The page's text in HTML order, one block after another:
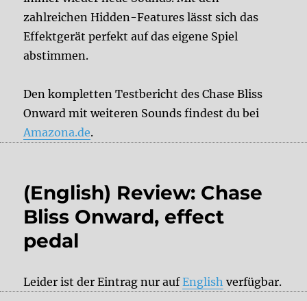
zahlreichen Hidden-Features lässt sich das
Effektgerät perfekt auf das eigene Spiel
abstimmen.
Den kompletten Testbericht des Chase Bliss
Onward mit weiteren Sounds findest du bei
Amazona.de.
(English) Review: Chase
Bliss Onward, effect
pedal
Leider ist der Eintrag nur aufEnglish verfügbar.